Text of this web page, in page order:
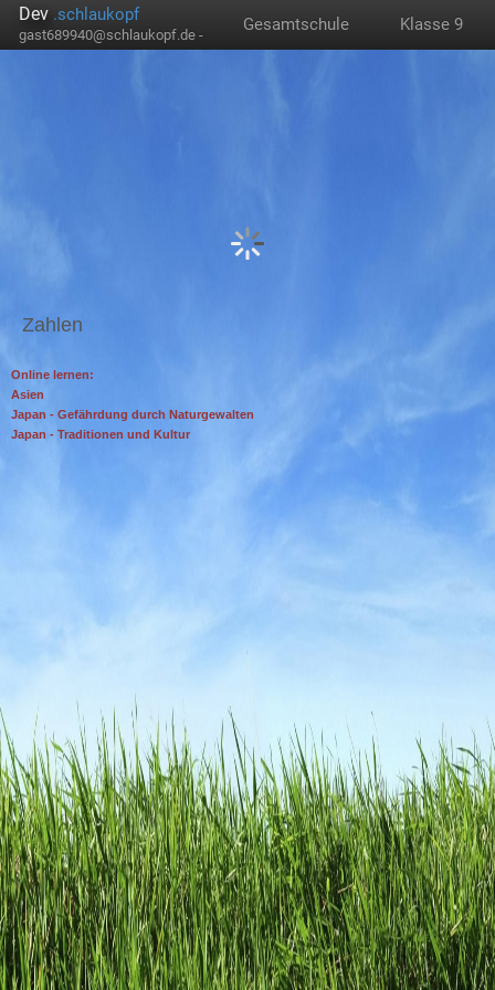
Dev .schlaukopf
gast689940@schlaukopf.de -
Gesamtschule Klasse 9
Zahlen
Online lernen:
Asien
Japan - Gefährdung durch Naturgewalten
Japan - Traditionen und Kultur